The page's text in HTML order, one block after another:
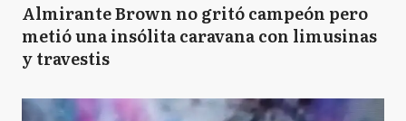
Almirante Brown no gritó campeón pero
metió una insólita caravana con limusinas
y travestis